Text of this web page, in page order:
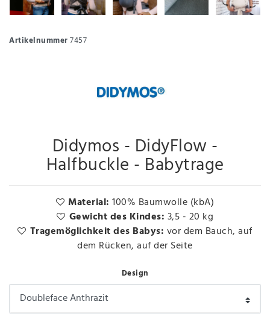
Artikelnummer7457
Didymos - DidyFlow -
Halfbuckle - Babytrage
Material:100% Baumwolle (kbA)
Gewicht des Kindes: 3,5 - 20 kg
Tragemöglichkeit des Babys: vor dem Bauch, auf
dem Rücken, auf der Seite
Design